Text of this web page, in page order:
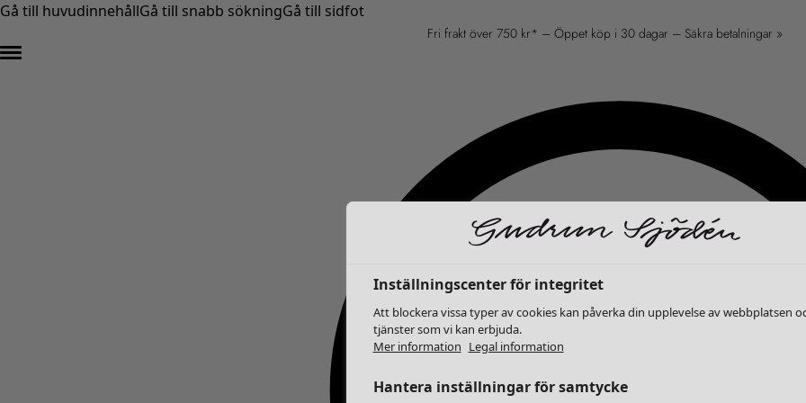
Gå till huvudinnehållGå till snabb sökningGå till sidfot
Fri frakt över 750 kr* – Öppet köp i 30 dagar – Säkra betalningar »
Inställningscenter för integritet
Att blockera vissa typer av cookies kan påverka din upplevelse av webbplatsen
tjänster som vi kan erbjuda.
Mer information Legal information
Hantera inställningar för samtycke